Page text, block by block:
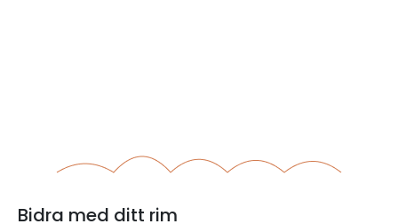
Bidra med ditt rim